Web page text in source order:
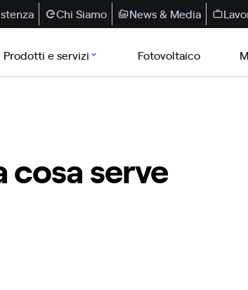
Chi Siamo News & Media
Prodotti e servizi Fotovoltaico
cosa serve